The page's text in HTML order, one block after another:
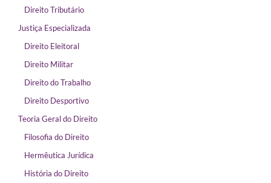
Direito Tributário
Justiça Especializada
Direito Eleitoral
Direito Militar
Direito do Trabalho
Direito Desportivo
Teoria Geral do Direito
Filosofia do Direito
Hermêutica Jurídica
História do Direito